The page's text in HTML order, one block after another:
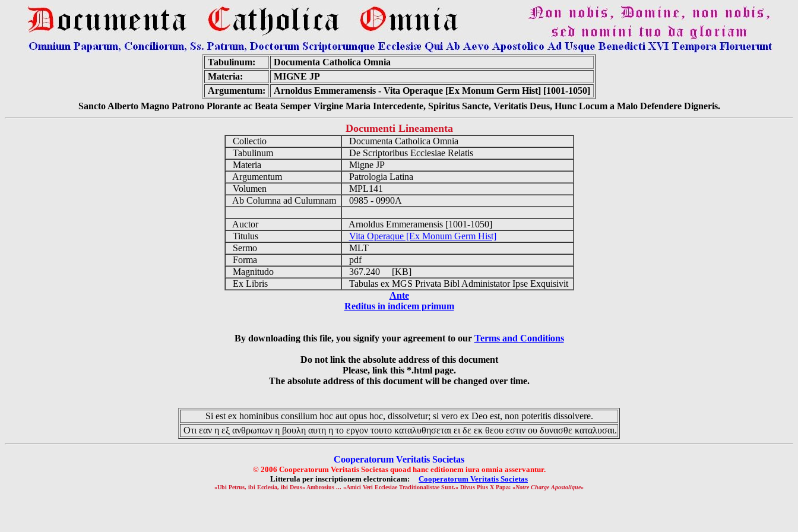
Tabulinum:
Documenta Catholica Omnia
Materia:
MIGNE JP
Argumentum:
Arnoldus Emmeramensis - Vita Operaque [Ex Monum Germ Hist] [1001-1050]
Sancto Alberto Magno Patrono Plorante ac Beata Semper Virgine Maria Intercedente, Spiritus Sancte, Veritatis Deus, Hunc Locum a Malo Defendere Digneris.
Documenti Lineamenta
Collectio
Documenta Catholica Omnia
Tabulinum
De Scriptoribus Ecclesiae Relatis
Materia
Migne JP
Argumentum
Patrologia Latina
Volumen
MPL141
Ab Columna ad Culumnam
0985 - 0990A
Auctor
Arnoldus Emmeramensis [1001-1050]
Titulus
Vita Operaque [Ex Monum Germ Hist]
Sermo
MLT
Forma
pdf
Magnitudo
367.240 [KB]
Ex Libris
Tabulas ex MGS Privata Bibl Administator Ipse Exquisivit
Ante
Reditus in indicem primum
By downloading this file, you signify your agreement to our Terms and Conditions
Do not link the absolute address of this document
Please, link this *.html page.
The absolute address of this document will be changed over time.
Si est ex hominibus consilium hoc aut opus hoc, dissolvetur; si vero ex Deo est, non poteritis dissolvere.
Οτι εαν η εξ ανθρωπων η βουλη αυτη η το εργον τουτο καταλυθησεται ει δε εκ θεου εστιν ου δυνασθε καταλυσαι.
Cooperatorum Veritatis Societas
© 2006 Cooperatorum Veritatis Societas quoad hanc editionem iura omnia asservantur.
Litterula per inscriptionem electronicam: Cooperatorum Veritatis Societas
«Ubi Petrus, ibi Ecclesia, ibi Deus» Ambrosius ... «Amici Veri Ecclesiae Traditionalistae Sunt.» Divus Pius X Papa: «Notre Charge Apostolique»